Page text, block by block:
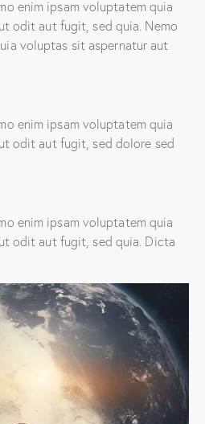
enim ipsam voluptatem quia
odit aut fugit, sed quia. Nemo
voluptas sit aspernatur aut
enim ipsam voluptatem quia
odit aut fugit, sed dolore sed
enim ipsam voluptatem quia
odit aut fugit, sed quia. Dicta